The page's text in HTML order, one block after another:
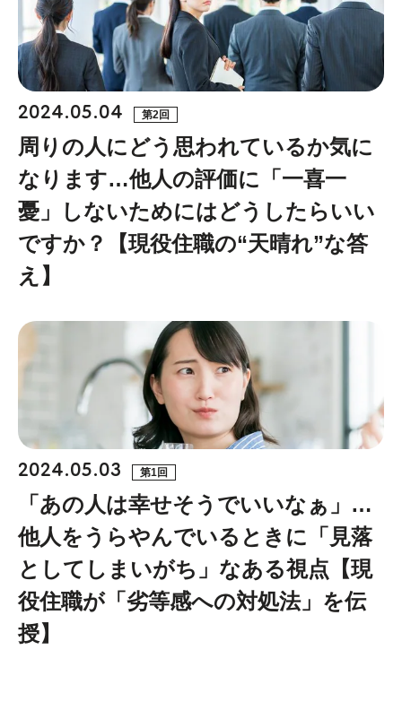
2024.05.04 第2回
周りの人にどう思われているか気に
なります…他人の評価に「一喜一
憂」しないためにはどうしたらいい
ですか？【現役住職の“天晴れ”な答
え】
2024.05.03 第1回
「あの人は幸せそうでいいなぁ」…
他人をうらやんでいるときに「見落
としてしまいがち」なある視点【現
役住職が「劣等感への対処法」を伝
授】